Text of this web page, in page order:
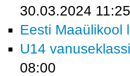
30.03.2024 11:25
Eesti Maaülikool
U14
08:00